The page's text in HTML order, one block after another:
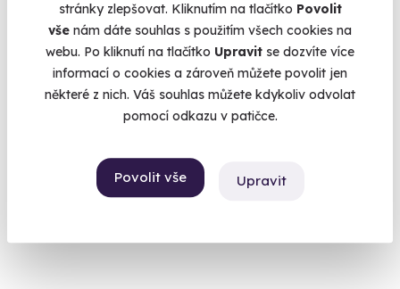
stránky zlepšovat. Kliknutím na tlačítko Povolit
vše nám dáte souhlas s použitím všech cookies na
webu. Po kliknutí na tlačítko Upravit se dozvíte více
informací o cookies a zároveň můžete povolit jen
některé z nich. Váš souhlas můžete kdykoliv odvolat
pomocí odkazu v patičce.
Povolit vše Upravit
Individuální kurz na lyžích nebo snowboardu
Zvládněte zimní sporty s jistotou!
Vysoké nad Jizerou
(+ 3 další lokality)